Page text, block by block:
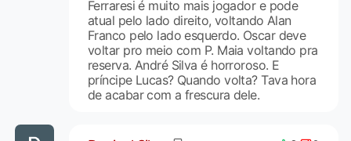
Ferraresi é muito mais jogador e pode
atual pelo lado direito, voltando Alan
Franco pelo lado esquerdo. Oscar deve
voltar pro meio com P. Maia voltando pra
reserva. André Silva é horroroso. E
príncipe Lucas? Quando volta? Tava hora
de acabar com a frescura dele.